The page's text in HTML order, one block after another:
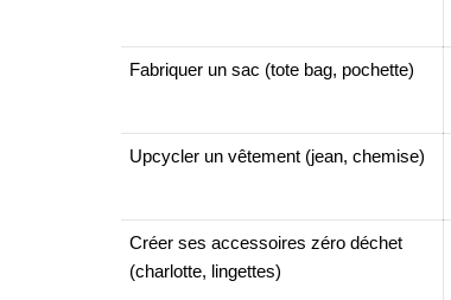
Fabriquer un sac (tote bag, pochette)
Upcycler un vêtement (jean, chemise)
Créer ses accessoires zéro déchet
(charlotte, lingettes)